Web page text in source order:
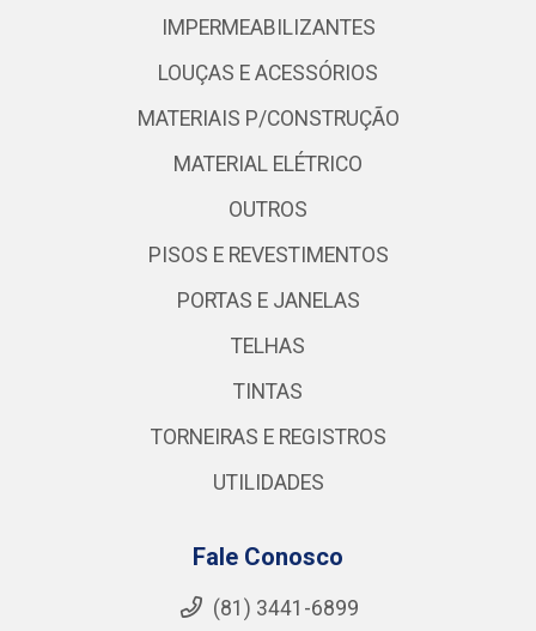
IMPERMEABILIZANTES
LOUÇAS E ACESSÓRIOS
MATERIAIS P/CONSTRUÇÃO
MATERIAL ELÉTRICO
OUTROS
PISOS E REVESTIMENTOS
PORTAS E JANELAS
TELHAS
TINTAS
TORNEIRAS E REGISTROS
UTILIDADES
Fale Conosco
(81) 3441-6899